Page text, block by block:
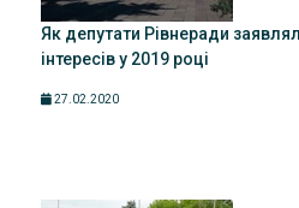
Як депутати Рівнеради
інтересів у 2019 році
27.02.2020